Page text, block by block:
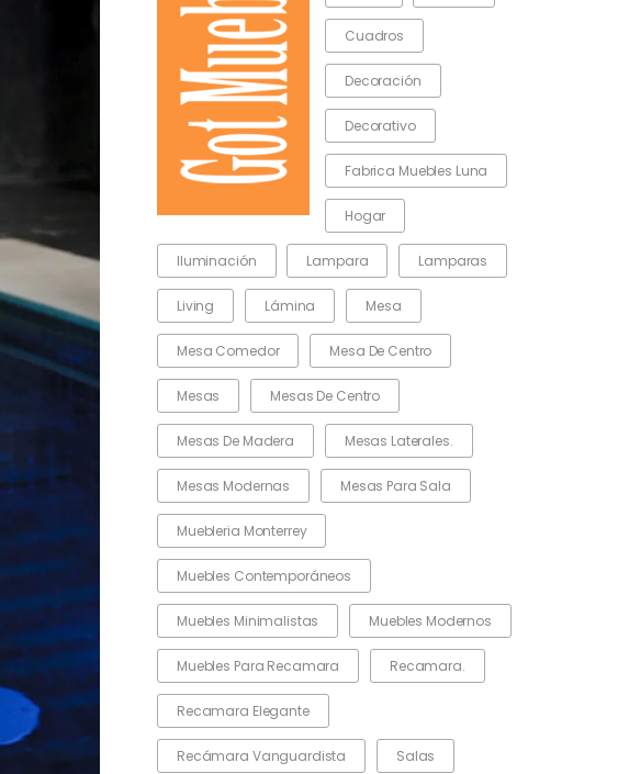
Cuadros
Decoración
Decorativo
Fabrica Muebles Luna
Hogar
Iluminación Lampara Lamparas
Living Lámina Mesa
Mesa Comedor Mesa De Centro
Mesas Mesas De Centro
Mesas De Madera Mesas Laterales.
Mesas Modernas Mesas Para Sala
Muebleria Monterrey
Muebles Contemporáneos
Muebles Minimalistas Muebles Modernos
Muebles Para Recamara Recamara.
Recamara Elegante
Recámara Vanguardista Salas